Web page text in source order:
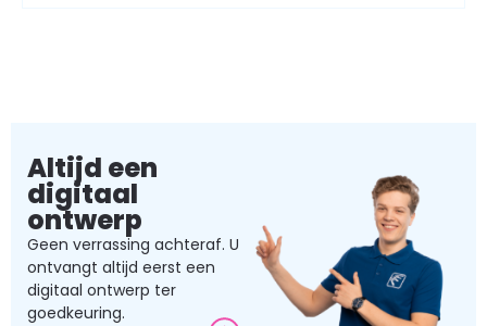
Altijd een
digitaal
ontwerp
Geen verrassing achteraf. U
ontvangt altijd eerst een
digitaal ontwerp ter
goedkeuring.